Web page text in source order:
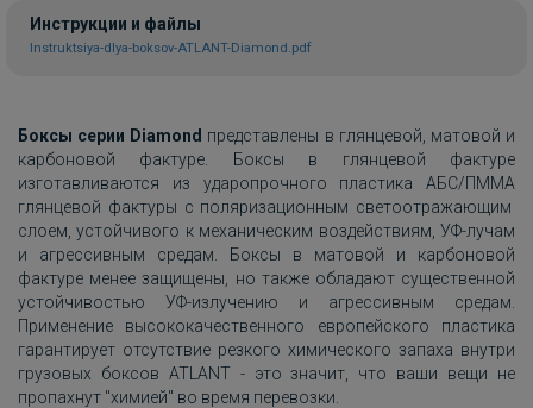
Инструкции и файлы
Instruktsiya-dlya-boksov-ATLANT-Diamond.pdf
Боксы серии Diamond представлены в глянцевой, матовой и
карбоновой фактуре. Боксы в глянцевой фактуре
изготавливаются из ударопрочного пластика АБС/ПММА
глянцевой фактуры с поляризационным светоотражающим
слоем, устойчивого к механическим воздействиям, УФ-лучам
и агрессивным средам. Боксы в матовой и карбоновой
фактуре менее защищены, но также обладают существенной
устойчивостью УФ-излучению и агрессивным средам.
Применение высококачественного европейского пластика
гарантирует отсутствие резкого химического запаха внутри
грузовых боксов ATLANT - это значит, что ваши вещи не
пропахнут "химией" во время перевозки.